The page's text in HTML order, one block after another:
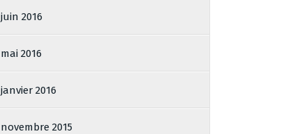
juin 2016
mai 2016
janvier 2016
novembre 2015